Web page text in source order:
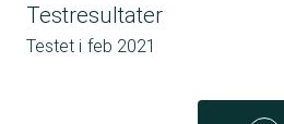
Testresultater
Testet i feb 2021